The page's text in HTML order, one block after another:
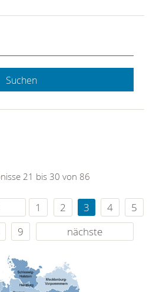
Suchen
21 bis 30 von 86
1 2 3 4
5
9 nächste